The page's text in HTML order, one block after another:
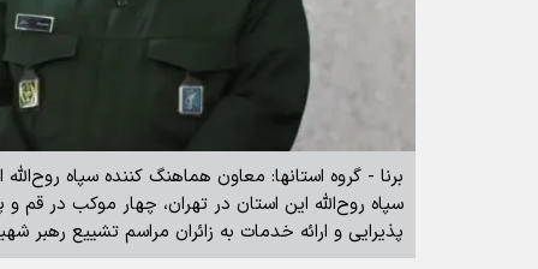
برنا - گروه استانها: معاون هماهنگ‌ کننده سپاه
سپاه روح‌الله این استان در تهران، چهار موکب در قم
پذیرایی و ارائه خدمات به زائران مراسم تشییع رهبر